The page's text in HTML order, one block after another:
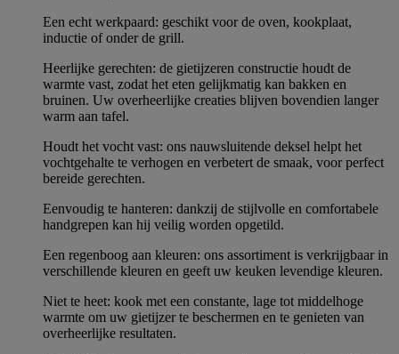
Een echt werkpaard: geschikt voor de oven, kookplaat,
inductie of onder de grill.
Heerlijke gerechten: de gietijzeren constructie houdt de
warmte vast, zodat het eten gelijkmatig kan bakken en
bruinen. Uw overheerlijke creaties blijven bovendien langer
warm aan tafel.
Houdt het vocht vast: ons nauwsluitende deksel helpt het
vochtgehalte te verhogen en verbetert de smaak, voor perfect
bereide gerechten.
Eenvoudig te hanteren: dankzij de stijlvolle en comfortabele
handgrepen kan hij veilig worden opgetild.
Een regenboog aan kleuren: ons assortiment is verkrijgbaar in
verschillende kleuren en geeft uw keuken levendige kleuren.
Niet te heet: kook met een constante, lage tot middelhoge
warmte om uw gietijzer te beschermen en te genieten van
overheerlijke resultaten.